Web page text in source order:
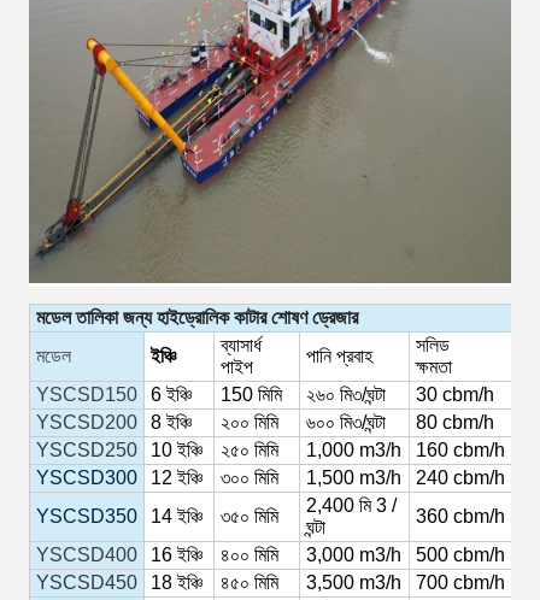
মডেল তালিকা জন্য হাইড্রোলিক কাটার শোষণ ড্রেজার
মডেল
ইঞ্চি
ব্যাসার্ধ
পাইপ
পানি প্রবাহ
সলিড
ক্ষমতা
YSCSD150
6 ইঞ্চি 150 মিমি ২৬০ মি৩/ঘন্টা 30 cbm/h
YSCSD200
8 ইঞ্চি ২০০ মিমি ৬০০ মি৩/ঘন্টা 80 cbm/h
YSCSD250
10 ইঞ্চি ২৫০ মিমি 1,000 m3/h 160 cbm/h
YSCSD300
12 ইঞ্চি ৩০০ মিমি 1,500 m3/h 240 cbm/h
YSCSD350
14 ইঞ্চি ৩৫০ মিমি
2,400 মি 3 /
ঘন্টা
360 cbm/h
YSCSD400
16 ইঞ্চি ৪০০ মিমি 3,000 m3/h 500 cbm/h
YSCSD450
18 ইঞ্চি ৪৫০ মিমি 3,500 m3/h 700 cbm/h